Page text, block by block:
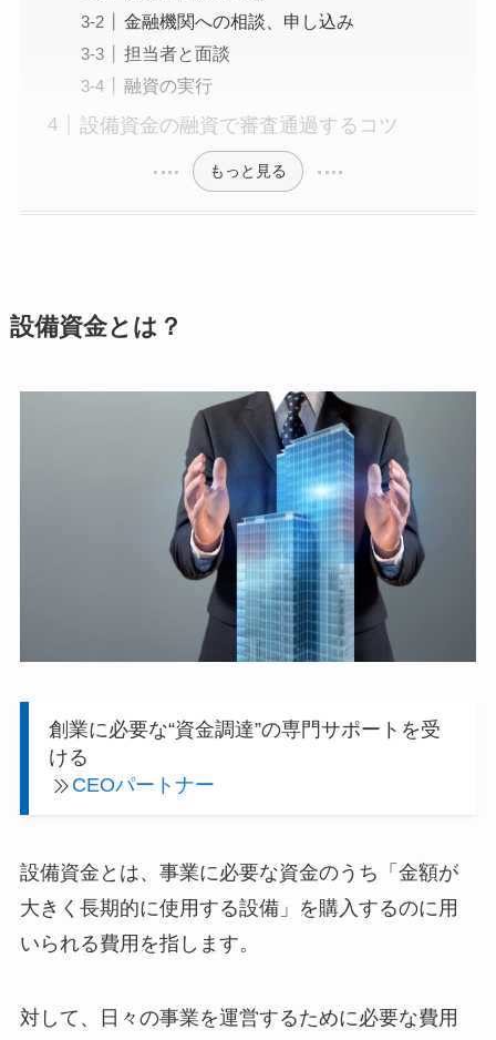
金融機関への相談、申し込み
担当者と面談
融資の実行
設備資金の融資で審査通過するコツ
もっと見る
設備資金とは？
創業に必要な“資金調達”の専門サポートを受
ける
CEOパートナー
設備資金とは、事業に必要な資金のうち「金額が
大きく長期的に使用する設備」を購入するのに用
いられる費用を指します。
対して、日々の事業を運営するために必要な費用